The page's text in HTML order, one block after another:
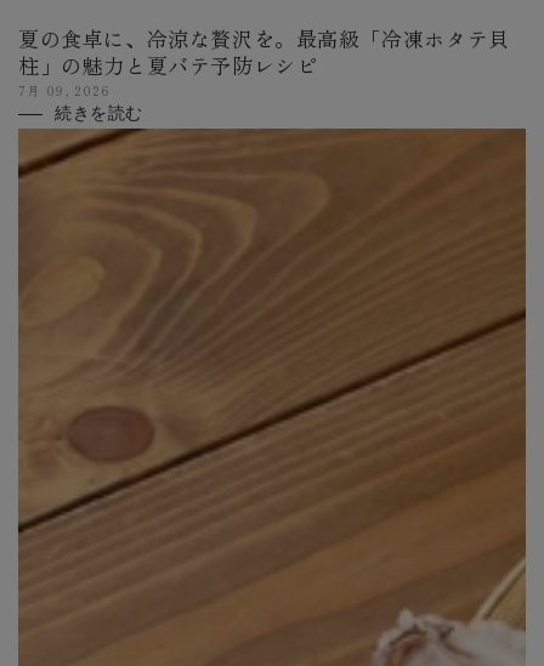
夏の食卓に、冷涼な贅沢を。最高級「冷凍ホタテ貝
柱」の魅力と夏バテ予防レシピ
7月 09, 2026
続きを読む